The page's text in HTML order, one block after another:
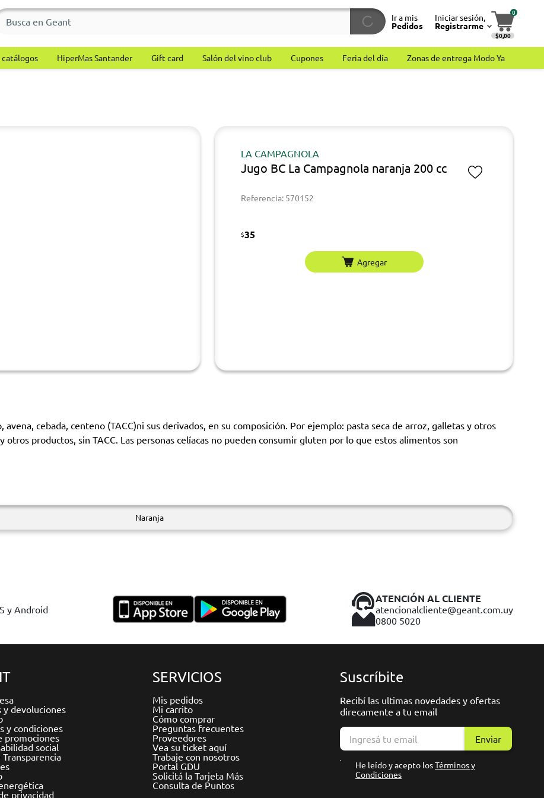
Ir a mis
Pedidos
Iniciar sesión,
Registrarme
0
$0,00
catálogos HiperMas Santander Gift card Salón del vino club Cupones Feria del día Zonas de entrega Modo Ya
LA CAMPAGNOLA
Jugo BC La Campagnola naranja 200 cc
Referencia: 570152
$35
Agregar
cebada, centeno (TACC)ni sus derivados, en su composición. Por ejemplo: pasta seca de arroz, galletas y otros
productos, sin TACC. Las personas celíacas no pueden consumir gluten por lo que estos alimentos son
Naranja
y Android
ATENCIÓN AL CLIENTE
atencionalcliente@geant.com.uy
0800 5020
y devoluciones
y condiciones
promociones
social
Transparencia
privacidad
SERVICIOS
Mis pedidos
Mi carrito
Cómo comprar
Preguntas frecuentes
Proveedores
Vea su ticket aquí
Trabaje con nosotros
Portal GDU
Solicitá la Tarjeta Más
Consulta de Puntos
Suscríbite
Recibí las ultimas novedades y ofertas
direcamente a tu email
Enviar
He leído y acepto losTérminos y
Condiciones